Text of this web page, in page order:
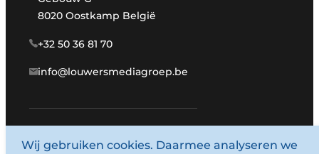
8020 Oostkamp België
+32 50 36 81 70
info@louwersmediagroep.be
www.louwersmediagroep.com
Wij gebruiken cookies. Daarmee analyseren we